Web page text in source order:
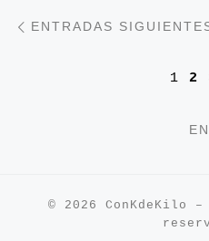
Navegación de
ENTRADAS
1 2
© 2026 ConKdeKilo
–